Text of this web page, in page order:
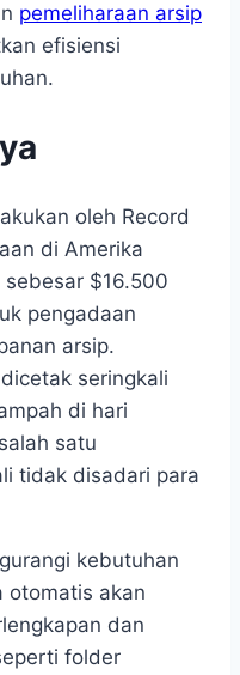
pemeliharaan arsip
efisiensi
oleh Record
di Amerika
$16.500
pengadaan
arsip.
seringkali
di hari
satu
tidak disadari para
kebutuhan
otomatis akan
dan
folder